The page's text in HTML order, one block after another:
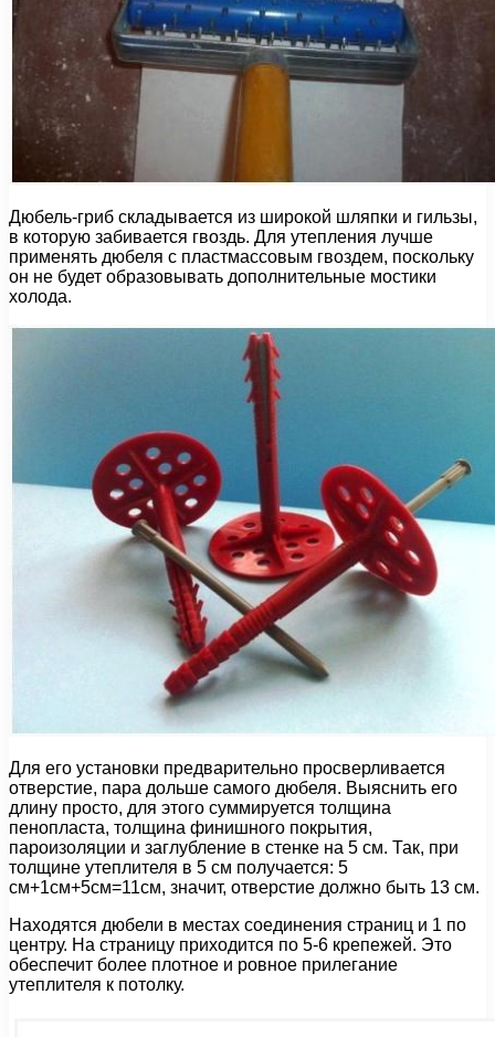
Дюбель-гриб складывается из широкой шляпки и гильзы,
в которую забивается гвоздь. Для утепления лучше
применять дюбеля с пластмассовым гвоздем, поскольку
он не будет образовывать дополнительные мостики
холода.
Для его установки предварительно просверливается
отверстие, пара дольше самого дюбеля. Выяснить его
длину просто, для этого суммируется толщина
пенопласта, толщина финишного покрытия,
пароизоляции и заглубление в стенке на 5 см. Так, при
толщине утеплителя в 5 см получается: 5
см+1см+5см=11см, значит, отверстие должно быть 13 см.
Находятся дюбели в местах соединения страниц и 1 по
центру. На страницу приходится по 5-6 крепежей. Это
обеспечит более плотное и ровное прилегание
утеплителя к потолку.